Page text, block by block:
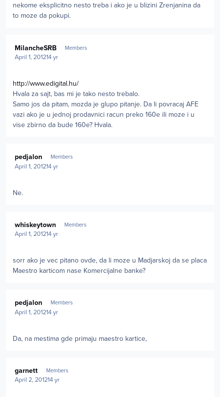
nekome eksplicitno nesto treba i ako je u blizini Zrenjanina da
to moze da pokupi.
MilancheSRB Members
April 1, 201214 yr
http://www.edigital.hu/
Hvala za sajt, bas mi je tako nesto trebalo.
Samo jos da pitam, mozda je glupo pitanje. Da li povracaj AFE
vazi ako je u jednoj prodavnici racun preko 160e ili moze i u
vise zbirno da bude 160e? Hvala.
pedjalon Members
April 1, 201214 yr
Ne.
whiskeytown Members
April 1, 201214 yr
sorr ako je vec pitano ovde, da li moze u Madjarskoj da se placa
Maestro karticom nase Komercijalne banke?
pedjalon Members
April 1, 201214 yr
Da, na mestima gde primaju maestro kartice,
garnett Members
April 2, 201214 yr